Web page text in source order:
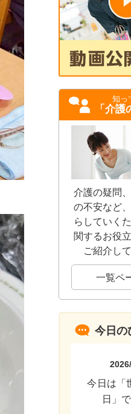
知っ
「介護
介護の疑問
の不安など
らしていく
関するお役
ご紹介し
一覧ペ
今日の
今日は「
日」で